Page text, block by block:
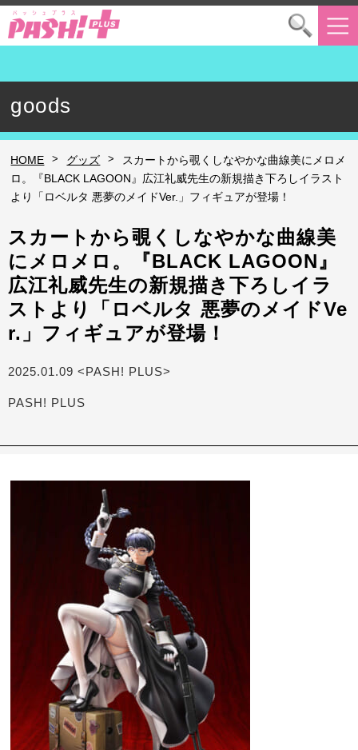
goods
HOME > グッズ >
スカートから覗くしなやかな曲線美にメロメ
ロ。『BLACK LAGOON』広江礼威先生の新規描き下ろしイラスト
より「ロベルタ 悪夢のメイドVer.」フィギュアが登場！
スカートから覗くしなやかな曲線美
にメロメロ。『BLACK LAGOON』
広江礼威先生の新規描き下ろしイラ
ストより「ロベルタ 悪夢のメイドVe
r.」フィギュアが登場！
2025.01.09 <PASH! PLUS>
PASH! PLUS